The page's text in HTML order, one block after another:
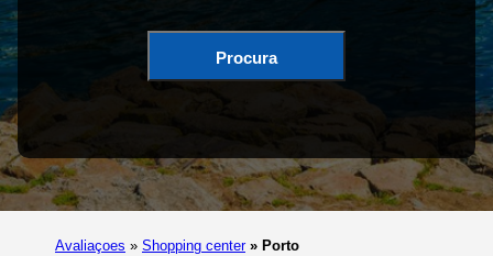
Procura
Avaliaçoes » Shopping center » Porto